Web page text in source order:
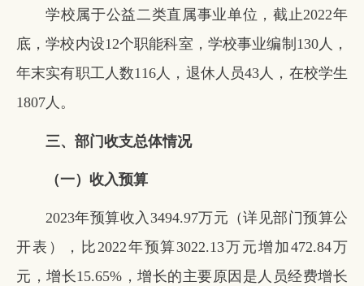
学校属于公益二类直属事业单位，截止2022年
底，学校内设12个职能科室，学校事业编制130人，
年末实有职工人数116人，退休人员43人，在校学生
1807人。
三、部门收支总体情况
（一）收入预算
2023年预算收入3494.97万元（详见部门预算公
开表），比2022年预算3022.13万元增加472.84万
元，增长15.65%，增长的主要原因是人员经费增长